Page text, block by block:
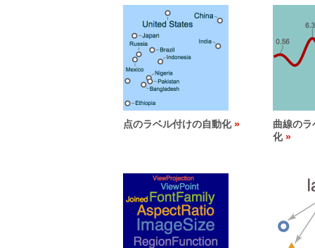
点のラベル付けの自動化
曲線の
化